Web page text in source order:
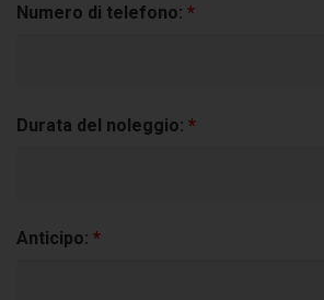
Numero di telefono: *
Durata del noleggio: *
Anticipo: *